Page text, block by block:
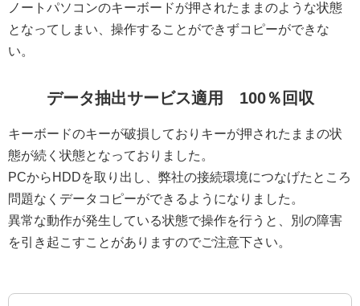
ノートパソコンのキーボードが押されたままのような状態
となってしまい、操作することができずコピーができな
い。
データ抽出サービス適用 100％回収
キーボードのキーが破損しておりキーが押されたままの状
態が続く状態となっておりました。
PCからHDDを取り出し、弊社の接続環境につなげたところ
問題なくデータコピーができるようになりました。
異常な動作が発生している状態で操作を行うと、別の障害
を引き起こすことがありますのでご注意下さい。